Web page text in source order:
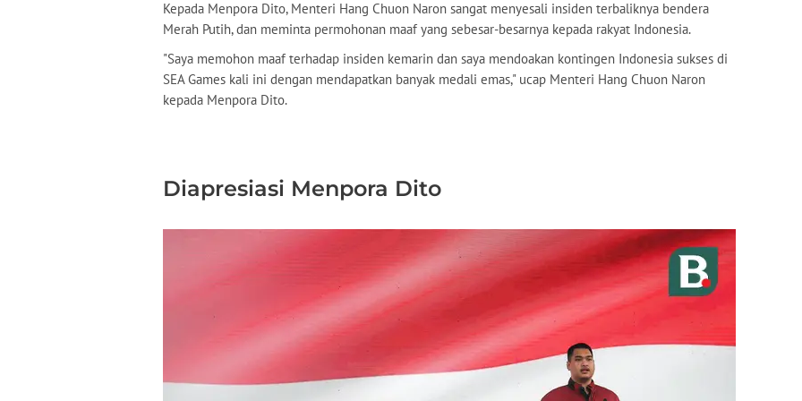
Kepada Menpora Dito, Menteri Hang Chuon Naron sangat menyesali insiden terbaliknya bendera
Merah Putih, dan meminta permohonan maaf yang sebesar-besarnya kepada rakyat Indonesia.
"Saya memohon maaf terhadap insiden kemarin dan saya mendoakan kontingen Indonesia sukses di
SEA Games kali ini dengan mendapatkan banyak medali emas," ucap Menteri Hang Chuon Naron
kepada Menpora Dito.
Diapresiasi Menpora Dito